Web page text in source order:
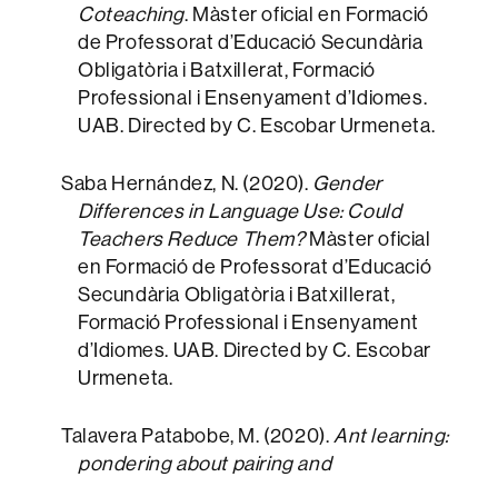
Coteaching. Màster oficial en Formació
de Professorat d’Educació Secundària
Obligatòria i Batxillerat, Formació
Professional i Ensenyament d’Idiomes.
UAB. Directed by C. Escobar Urmeneta.
Saba Hernández, N. (2020). Gender
Differences in Language Use: Could
Teachers Reduce Them?Màster oficial
en Formació de Professorat d’Educació
Secundària Obligatòria i Batxillerat,
Formació Professional i Ensenyament
d’Idiomes. UAB. Directed by C. Escobar
Urmeneta.
Talavera Patabobe, M. (2020).Ant learning:
pondering about pairing and